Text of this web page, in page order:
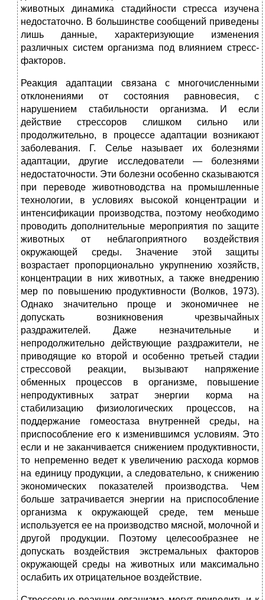
животных динамика стадийности стресса изучена
недостаточно. В большинстве сообщений приведены
лишь данные, характеризующие изменения
различных систем организма под влиянием стресс-
факторов.
Реакция адаптации связана с многочисленными
отклонениями от состояния равновесия, с
нарушением стабильности организма. И если
действие стрессоров слишком сильно или
продолжительно, в процессе адаптации возникают
заболевания. Г. Селье называет их болезнями
адаптации, другие исследователи — болезнями
недостаточности. Эти болезни особенно сказываются
при переводе животноводства на промышленные
технологии, в условиях высокой концентрации и
интенсификации производства, поэтому необходимо
проводить дополнительные мероприятия по защите
животных от неблагоприятного воздействия
окружающей среды. Значение этой защиты
возрастает пропорционально укрупнению хозяйств,
концентрации в них животных, а также внедрению
мер по повышению продуктивности (Волков, 1973).
Однако значительно проще и экономичнее не
допускать возникновения чрезвычайных
раздражителей. Даже незначительные и
непродолжительно действующие раздражители, не
приводящие ко второй и особенно третьей стадии
стрессовой реакции, вызывают напряжение
обменных процессов в организме, повышение
непродуктивных затрат энергии корма на
стабилизацию физиологических процессов, на
поддержание гомеостаза внутренней среды, на
приспособление его к изменившимся условиям. Это
если и не заканчивается снижением продуктивности,
то непременно ведет к увеличению расхода кормов
на единицу продукции, а следовательно, к снижению
экономических показателей производства. Чем
больше затрачивается энергии на приспособление
организма к окружающей среде, тем меньше
используется ее на производство мясной, молочной и
другой продукции. Поэтому целесообразнее не
допускать воздействия экстремальных факторов
окружающей среды на животных или максимально
ослабить их отрицательное воздействие.